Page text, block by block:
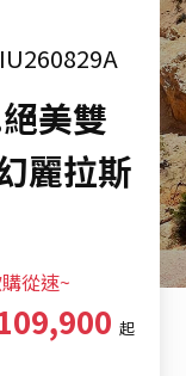
美雙
麗拉斯
從速~
起